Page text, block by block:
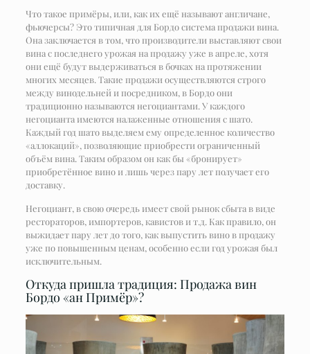
Что такое примёры, или, как их ещё называют англичане,
фьючерсы? Это типичная для Бордо система продажи вина.
Она заключается в том, что производители выставляют свои
вина с последнего урожая на продажу уже в апреле, хотя
они ещё будут выдерживаться в бочках на протяжении
многих месяцев. Такие продажи осуществляются строго
между винодельней и посредником, в Бордо они
традиционно называются негоциантами. У каждого
негоцианта имеются налаженные отношения с шато.
Каждый год шато выделяем ему определенное количество
«аллокаций», позволяющие приобрести ограниченный
объём вина. Таким образом он как бы «бронирует»
приобретённое вино и лишь через пару лет получает его
доставку.
Негоциант, в свою очередь имеет свой рынок сбыта в виде
рестораторов, импортеров, кавистов и т.д. Как правило, он
выжидает пару лет до того, как выпустить вино в продажу
уже по повышенным ценам, особенно если год урожая был
исключительным.
Откуда пришла традиция: Продажа вин
Бордо «ан Примёр»?